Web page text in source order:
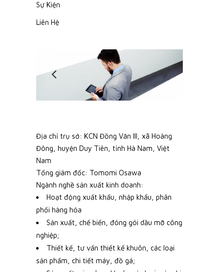
Sự Kiện
Liên Hệ
Địa chỉ trụ sở: KCN Đồng Văn III, xã Hoàng
Đông, huyện Duy Tiên, tỉnh Hà Nam, Việt
Nam
Tổng giám đốc: Tomomi Osawa
Ngành nghề sản xuất kinh doanh:
Hoạt động xuất khẩu, nhập khẩu, phân
phối hàng hóa
Sản xuất, chế biến, đóng gói dầu mỡ công
nghiệp;
Thiết kế, tư vấn thiết kế khuôn, các loại
sản phấm, chi tiết máy, đồ gá;